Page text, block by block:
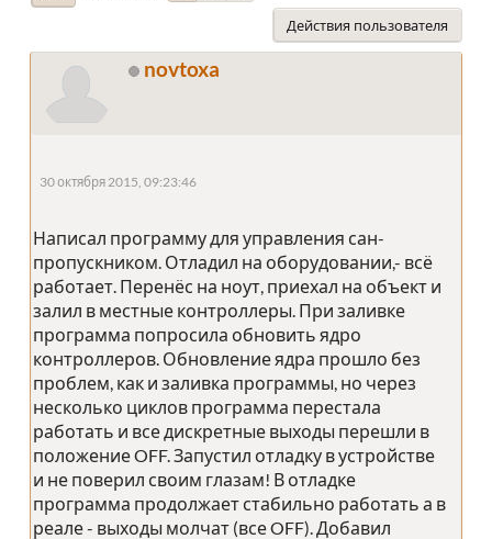
Действия пользователя
novtoxa
30 октября 2015, 09:23:46
Написал программу для управления сан-
пропускником. Отладил на оборудовании,- всё
работает. Перенёс на ноут, приехал на объект и
залил в местные контроллеры. При заливке
программа попросила обновить ядро
контроллеров. Обновление ядра прошло без
проблем, как и заливка программы, но через
несколько циклов программа перестала
работать и все дискретные выходы перешли в
положение OFF. Запустил отладку в устройстве
и не поверил своим глазам! В отладке
программа продолжает стабильно работать а в
реале - выходы молчат (все OFF). Добавил